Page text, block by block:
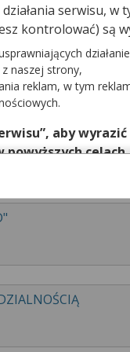
do lekarza
Na stronie
wizytę już dziś.
serwisu,
kontrolować) są
naszej strony,
reklam, w tym
aby
celach.
a wyrażoną
Twoich danych
narzędzi